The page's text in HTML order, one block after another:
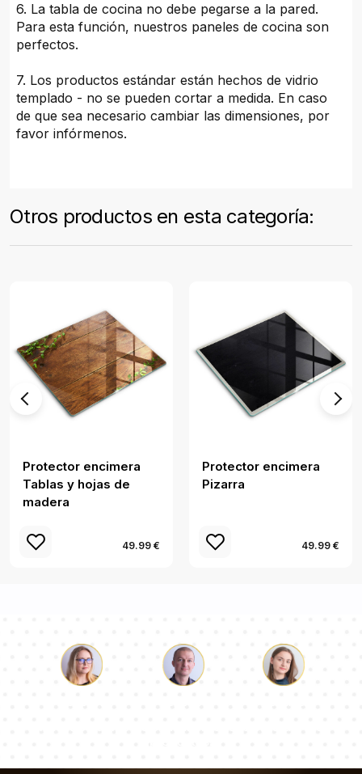
6. La tabla de cocina no debe pegarse a la pared.
Para esta función, nuestros paneles de cocina son
perfectos.
7. Los productos estándar están hechos de vidrio
templado - no se pueden cortar a medida. En caso
de que sea necesario cambiar las dimensiones, por
favor infórmenos.
Otros productos en esta categoría:
Protector encimera
Tablas y hojas de
madera
49.99 €
Protector encimera
Pizarra
49.99 €